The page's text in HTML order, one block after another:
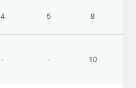
4 5 8
- - 10